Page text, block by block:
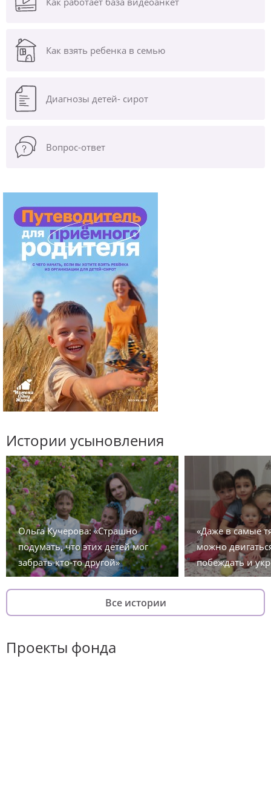
Как взять ребенка в семью
Диагнозы детей- сирот
Вопрос-ответ
Истории усыновления
Ольга Кучерова: «Страшно
подумать, что этих детей мог
забрать кто-то другой»
«Даже в самые
можно
побеждать и
Все истории
Проекты фонда